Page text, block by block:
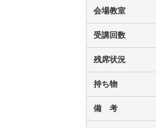
会場教室
受講回数
残席状況
持ち物
備 考